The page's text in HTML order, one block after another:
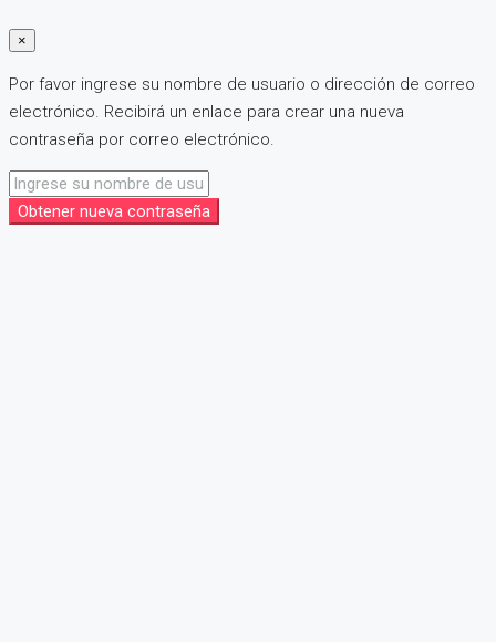
×
Por favor ingrese su nombre de usuario o dirección de correo
electrónico. Recibirá un enlace para crear una nueva
contraseña por correo electrónico.
Obtener nueva contraseña